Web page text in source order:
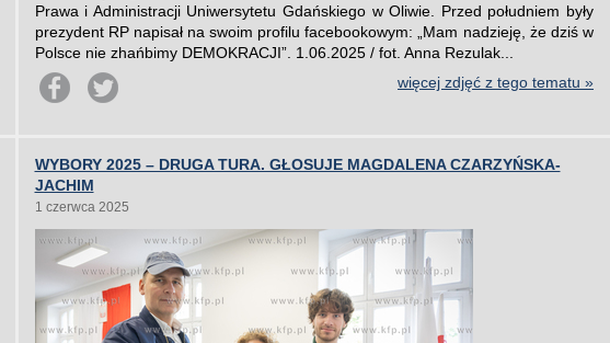
Prawa i Administracji Uniwersytetu Gdańskiego w Oliwie. Przed południem były
prezydent RP napisał na swoim profilu facebookowym: „Mam nadzieję, że dziś w
Polsce nie zhańbimy DEMOKRACJI”. 1.06.2025 / fot. Anna Rezulak...
więcej zdjęć z tego tematu »
WYBORY 2025 – DRUGA TURA. GŁOSUJE MAGDALENA CZARZYŃSKA-
JACHIM
1 czerwca 2025